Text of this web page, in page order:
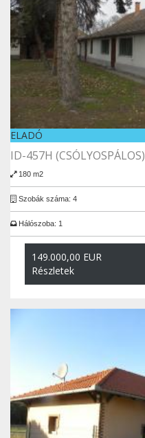
ELADÓ
ID-457H (CSÓLYOSPÁLOS)
180 m2
Szobák száma: 4
Hálószoba: 1
149.000,00 EUR
Részletek